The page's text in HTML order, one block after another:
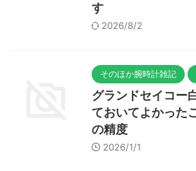
す
2026/8/2
そのほか腕時計雑記
グランドセイコー
ておいてよかっ
の精度
2026/1/1